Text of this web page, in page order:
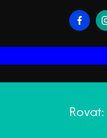
Rovat: